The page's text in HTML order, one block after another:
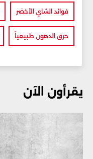
فوائد الشاي الأخضر
حرق الدهون طبيعياً
يقرأون الآن